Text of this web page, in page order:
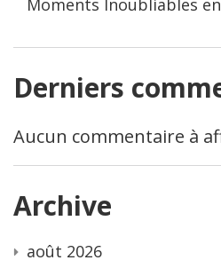
Moments Inoubliables
Derniers
Aucun commentaire à
Archive
août 2026